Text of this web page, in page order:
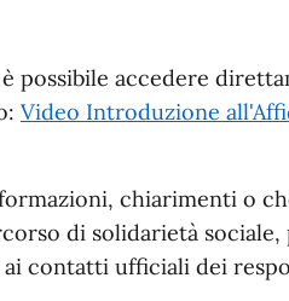
possibile accedere
Video Introduzione
chiarimenti o
di solidarietà sociale,
contatti ufficiali dei